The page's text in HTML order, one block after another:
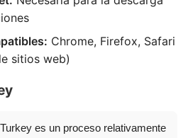
Chrome, Firefox, Safari
sitios web)
es un proceso relativamente